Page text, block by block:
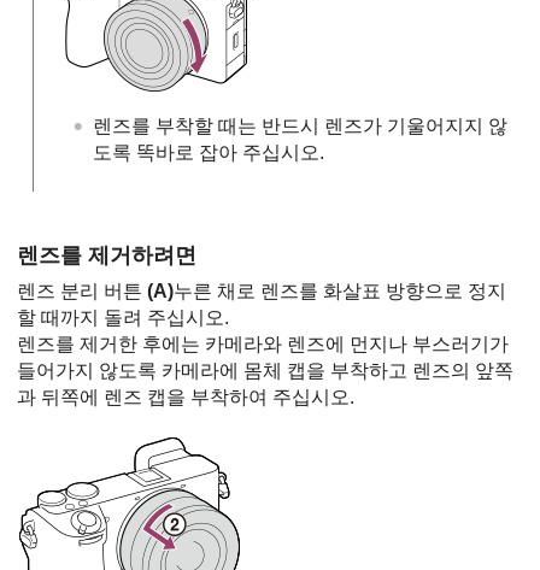
렌즈를 부착할 때는 반드시 렌즈가 기울어지지 않
도록 똑바로 잡아 주십시오.
렌즈를 제거하려면
렌즈 분리 버튼 (A)누른 채로 렌즈를 화살표 방향으로 정지
할 때까지 돌려 주십시오.
렌즈를 제거한 후에는 카메라와 렌즈에 먼지나 부스러기가
들어가지 않도록 카메라에 몸체 캡을 부착하고 렌즈의 앞쪽
과 뒤쪽에 렌즈 캡을 부착하여 주십시오.